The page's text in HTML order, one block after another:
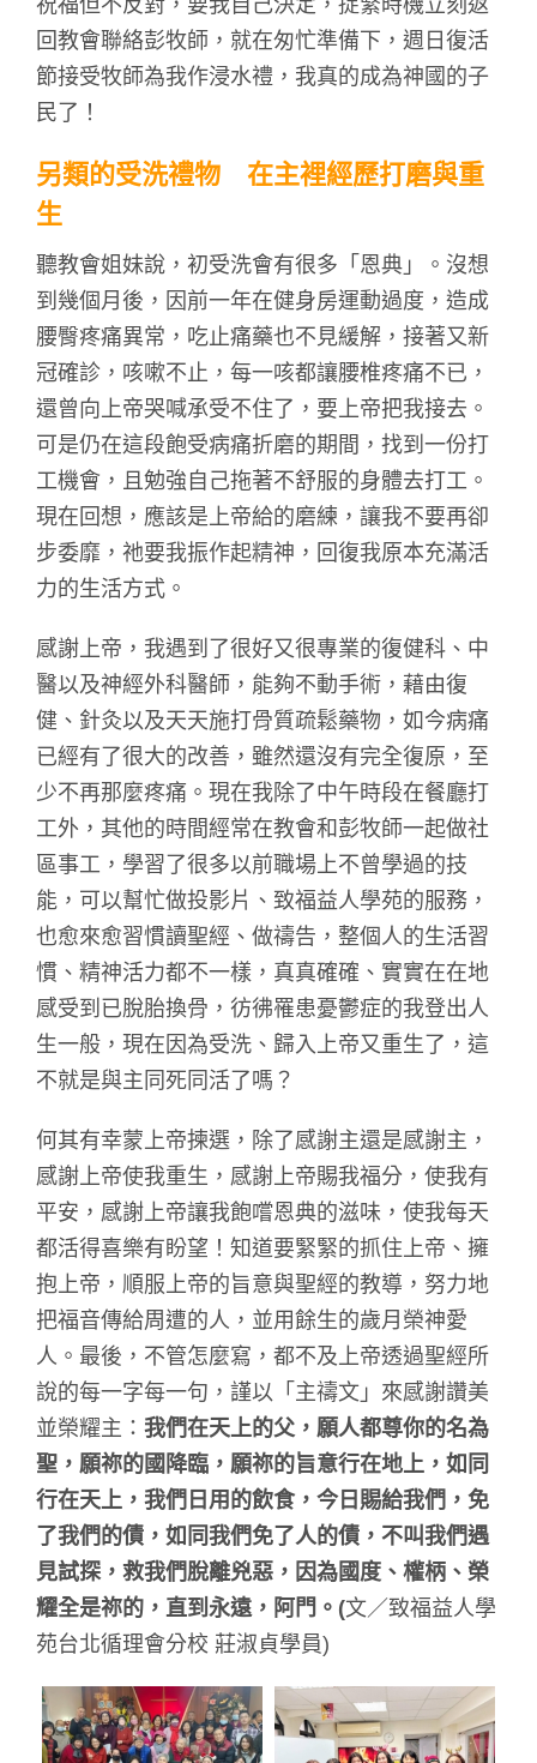
祝福但不反對，要我自己決定，捉緊時機立刻返
回教會聯絡彭牧師，就在匆忙準備下，週日復活
節接受牧師為我作浸水禮，我真的成為神國的子
民了！
另類的受洗禮物 在主裡經歷打磨與重
生
聽教會姐妹說，初受洗會有很多「恩典」。沒想
到幾個月後，因前一年在健身房運動過度，造成
腰臀疼痛異常，吃止痛藥也不見緩解，接著又新
冠確診，咳嗽不止，每一咳都讓腰椎疼痛不已，
還曾向上帝哭喊承受不住了，要上帝把我接去。
可是仍在這段飽受病痛折磨的期間，找到一份打
工機會，且勉強自己拖著不舒服的身體去打工。
現在回想，應該是上帝給的磨練，讓我不要再卻
步委靡，祂要我振作起精神，回復我原本充滿活
力的生活方式。
感謝上帝，我遇到了很好又很專業的復健科、中
醫以及神經外科醫師，能夠不動手術，藉由復
健、針灸以及天天施打骨質疏鬆藥物，如今病痛
已經有了很大的改善，雖然還沒有完全復原，至
少不再那麼疼痛。現在我除了中午時段在餐廳打
工外，其他的時間經常在教會和彭牧師一起做社
區事工，學習了很多以前職場上不曾學過的技
能，可以幫忙做投影片、致福益人學苑的服務，
也愈來愈習慣讀聖經、做禱告，整個人的生活習
慣、精神活力都不一樣，真真確確、實實在在地
感受到已脫胎換骨，彷彿罹患憂鬱症的我登出人
生一般，現在因為受洗、歸入上帝又重生了，這
不就是與主同死同活了嗎？
何其有幸蒙上帝揀選，除了感謝主還是感謝主，
感謝上帝使我重生，感謝上帝賜我福分，使我有
平安，感謝上帝讓我飽嚐恩典的滋味，使我每天
都活得喜樂有盼望！知道要緊緊的抓住上帝、擁
抱上帝，順服上帝的旨意與聖經的教導，努力地
把福音傳給周遭的人，並用餘生的歲月榮神愛
人。最後，不管怎麼寫，都不及上帝透過聖經所
說的每一字每一句，謹以「主禱文」來感謝讚美
並榮耀主： 我們在天上的父，願人都尊你的名為
聖，願祢的國降臨，願祢的旨意行在地上，如同
行在天上，我們日用的飲食，今日賜給我們，免
了我們的債，如同我們免了人的債，不叫我們遇
見試探，救我們脫離兇惡，因為國度、權柄、榮
耀全是祢的，直到永遠，阿門。 (文／致福益人學
苑台北循理會分校 莊淑貞學員)